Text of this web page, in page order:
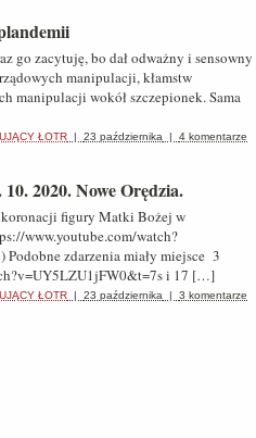
go zacytuję, bo dał odważny i sensowny
manipulacji, kłamstw
manipulacji wokół szczepionek. Sama
ŁOTR | 23 października | 4 komentarze
2020. Nowe Orędzia.
koronacji figury Matki Bożej w
www.youtube.com/watch?
zdarzenia miały miejsce 3
i 17 […]
ŁOTR | 23 października | 3 komentarze